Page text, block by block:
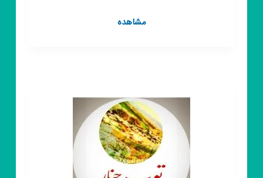
مشاهدهکانال